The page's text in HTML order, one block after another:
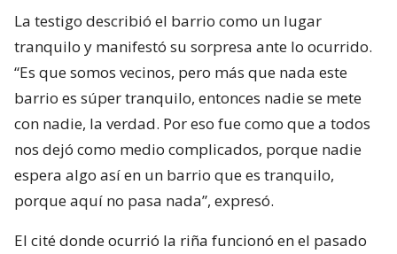
La testigo describió el barrio como un lugar
tranquilo y manifestó su sorpresa ante lo ocurrido.
“Es que somos vecinos, pero más que nada este
barrio es súper tranquilo, entonces nadie se mete
con nadie, la verdad. Por eso fue como que a todos
nos dejó como medio complicados, porque nadie
espera algo así en un barrio que es tranquilo,
porque aquí no pasa nada”, expresó.
El cité donde ocurrió la riña funcionó en el pasado